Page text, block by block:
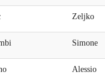
Zeljko
Simone
Alessio